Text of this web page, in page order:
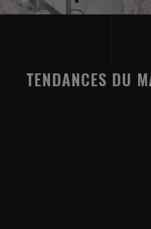
TENDANCES DU